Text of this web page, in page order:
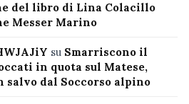
del libro di Lina Colacillo
Messer Marino
su Smarriscono il
in quota sul Matese,
dal Soccorso alpino